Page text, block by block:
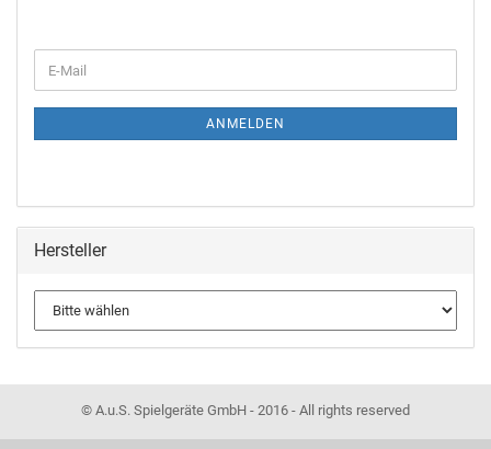
ANMELDEN
Hersteller
© A.u.S. Spielgeräte GmbH - 2016 - All rights reserved